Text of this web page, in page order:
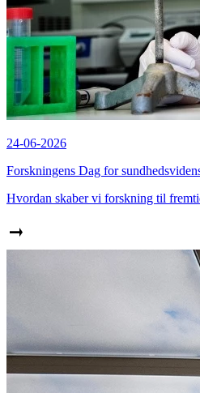
24-06-2026
Forskningens Dag for
Hvordan skaber vi forskning til